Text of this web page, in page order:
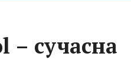
– сучасна